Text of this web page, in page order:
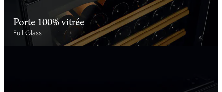
Porte 100% vitrée
Full Glass